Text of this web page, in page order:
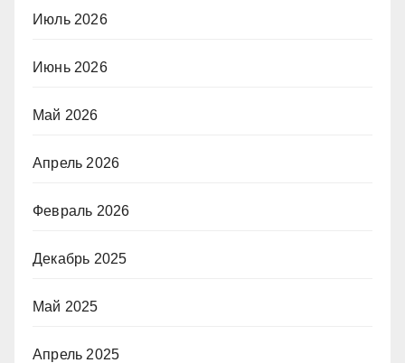
Июль 2026
Июнь 2026
Май 2026
Апрель 2026
Февраль 2026
Декабрь 2025
Май 2025
Апрель 2025